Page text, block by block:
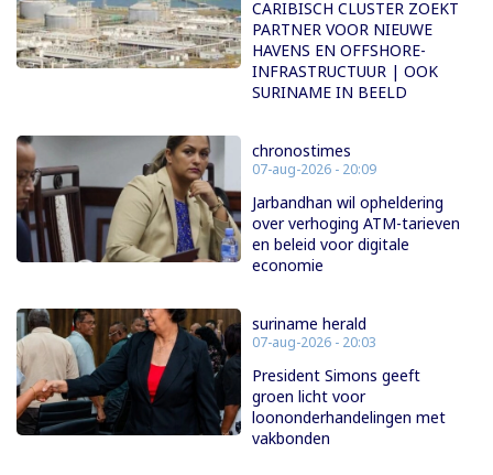
CARIBISCH CLUSTER ZOEKT
PARTNER VOOR NIEUWE
HAVENS EN OFFSHORE-
INFRASTRUCTUUR | OOK
SURINAME IN BEELD
chronostimes
07-aug-2026 - 20:09
Jarbandhan wil opheldering
over verhoging ATM-tarieven
en beleid voor digitale
economie
suriname herald
07-aug-2026 - 20:03
President Simons geeft
groen licht voor
loononderhandelingen met
vakbonden